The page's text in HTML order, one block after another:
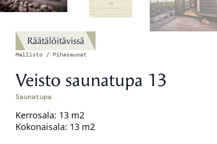
Mallisto / Pihasaunat
Räätälöitävissä
Veisto saunatupa 13
Saunatupa
Kerrosala: 13 m2
Kokonaisala: 13 m2